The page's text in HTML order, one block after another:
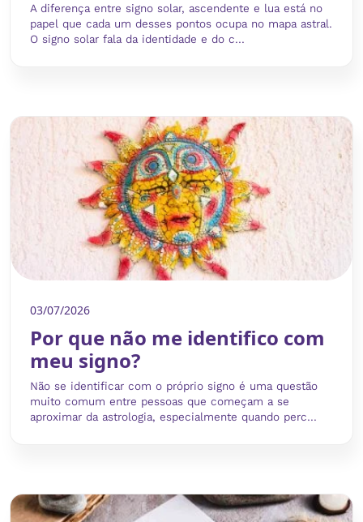
A diferença entre signo solar, ascendente e lua está no
papel que cada um desses pontos ocupa no mapa astral.
O signo solar fala da identidade e do c...
03/07/2026
Por que não me identifico com
meu signo?
Não se identificar com o próprio signo é uma questão
muito comum entre pessoas que começam a se
aproximar da astrologia, especialmente quando perc...